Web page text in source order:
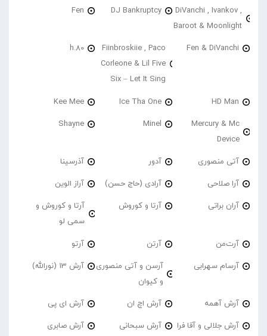
DiVanchi , Ivankov ,
Baroot & Moonlight
DJ Bankruptcy
Fen
Fen & DiVanchi
Fiinbroskiie , Paco
Corleone & Lil Five
Six – Let It Sing
h.80
HD Man
Ice Tha One
Kee Mee
Mercury & Mc
Device
Minel
Shayne
آتی منصوری آدور آذرسینا
آرا صلاحی آرادی (حاج حسن) آراز الوین
آران براتی آرتا و کوروش
آرتا و کوروش و
سمی لو
آرت‌من آرتن آرتو
آرسام سهرابی
آرسن و آتی منصوری
و کیوان
آرش 13 (نورالله)
آرش آهمه آرش اچ ان آرش ای پی
آرش جلالی و آقا فرا آرش سبحانی آرش صابری